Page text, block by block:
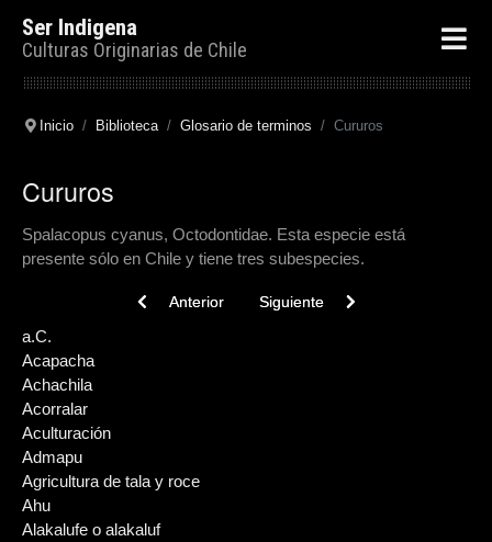
Ser Indigena
Culturas Originarias de Chile
Inicio Biblioteca Glosario de terminos Cururos
Cururos
Spalacopus cyanus, Octodontidae. Esta especie está
presente sólo en Chile y tiene tres subespecies.
Previous article: d.C
Anterior Next article: Curaca
Siguiente
a.C.
Acapacha
Achachila
Acorralar
Aculturación
Admapu
Agricultura de tala y roce
Ahu
Alakalufe o alakaluf